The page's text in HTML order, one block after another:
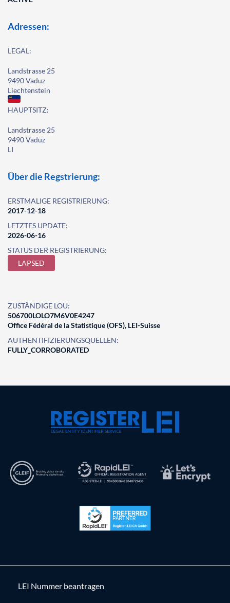
Adressen:
LEGAL:
Landstrasse 25
9490 Vaduz
Liechtenstein
HAUPTSITZ:
Landstrasse 25
9490 Vaduz
LI
Über die Regstrierung:
ERSTMALIGE REGISTRIERUNG:
2017-12-18
LETZTES UPDATE:
2026-06-16
STATUS DER REGISTRIERUNG:
LAPSED
ZUSTÄNDIGE LOU:
506700LOLO7M6V0E4247
Office Fédéral de la Statistique (OFS), LEI-Suisse
AUTHENTIFIZIERUNGSQUELLEN:
FULLY_CORROBORATED
LEI Nummer beantragen